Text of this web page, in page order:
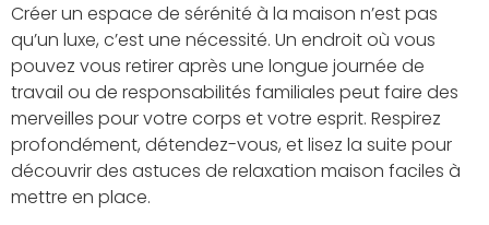
Créer un espace de sérénité à la maison n’est pas
qu’un luxe, c’est une nécessité. Un endroit où vous
pouvez vous retirer après une longue journée de
travail ou de responsabilités familiales peut faire des
merveilles pour votre corps et votre esprit. Respirez
profondément, détendez-vous, et lisez la suite pour
découvrir des astuces de relaxation maison faciles à
mettre en place.